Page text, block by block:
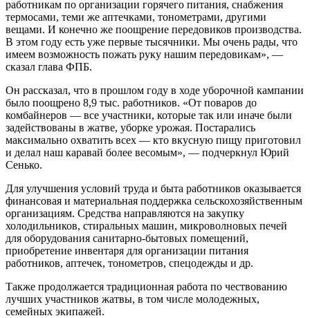
работникам по организации горячего питания, снабжения
термосами, теми же аптечками, тонометрами, другими
вещами. И конечно же поощрение передовиков производства.
В этом году есть уже первые тысячники. Мы очень рады, что
имеем возможность пожать руку нашим передовикам», —
сказал глава ФПБ.
Он рассказал, что в прошлом году в ходе уборочной кампании
было поощрено 8,9 тыс. работников. «От поваров до
комбайнеров — все участники, которые так или иначе были
задействованы в жатве, уборке урожая. Постарались
максимально охватить всех — кто вкусную пищу приготовил
и делал наш каравай более весомым», — подчеркнул Юрий
Сенько.
Для улучшения условий труда и быта работников оказывается
финансовая и материальная поддержка сельскохозяйственным
организациям. Средства направляются на закупку
холодильников, стиральных машин, микроволновых печей
для оборудования санитарно-бытовых помещений,
приобретение инвентаря для организации питания
работников, аптечек, тонометров, спецодежды и др.
Также продолжается традиционная работа по чествованию
лучших участников жатвы, в том числе молодежных,
семейных экипажей.